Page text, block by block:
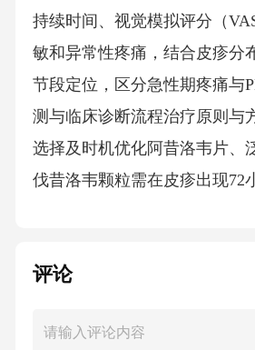
持续时间、视觉模拟评分（
敏和异常性疼痛，结合皮疹分
节段定位，区分急性期疼痛与
测与临床诊断流程治疗原则与
选择及时机优化阿昔洛韦片、
伐昔洛韦颗粒需在皮疹出现72
天。早期干预关键抗病毒药物
致头痛、恶心等不良反应，老
评论